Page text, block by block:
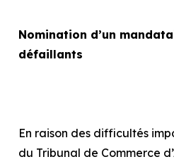
Nomination d’un
défaillants
En raison des difficultés
du Tribunal de Commerce